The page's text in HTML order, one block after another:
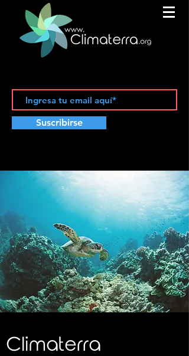
Suscribirse
C limaterra